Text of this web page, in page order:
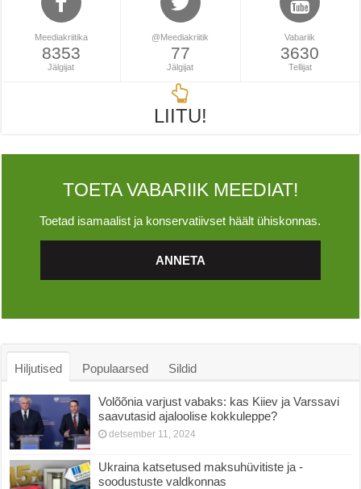
Meediakriitika
8353
Jälgijat
@Meediakriitik
77
Jälgijat
Vabariik
3630
Tellijat
LIITU!
TOETA VABARIIK MEEDIAT!
Toetad isamaalist ja konservatiivset häält ühiskonnas.
ANNETA
Hiljutised Populaarsed Sildid
Volõõnia varjust vabaks: kas Kiiev ja Varssavi
saavutasid ajaloolise kokkuleppe?
detsember 11, 2024
Ukraina katsetused maksuhüvitiste ja -
soodustuste valdkonnas